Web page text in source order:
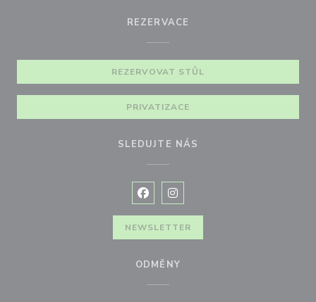
REZERVACE
REZERVOVAT STŮL
PRIVATIZACE
SLEDUJTE NÁS
Facebook ((otevře se v novém
Instagram ((otevře se v
NEWSLETTER
ODMĚNY